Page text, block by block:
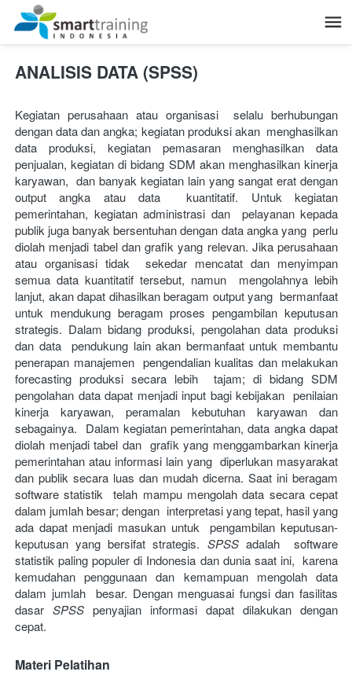
ANALISIS DATA (SPSS)
Kegiatan perusahaan atau organisasi  selalu berhubungan
dengan data dan angka; kegiatan produksi akan  menghasilkan
data produksi, kegiatan pemasaran menghasilkan data
penjualan, kegiatan di bidang SDM akan menghasilkan kinerja
karyawan,  dan banyak kegiatan lain yang sangat erat dengan
output angka atau data  kuantitatif. Untuk kegiatan
pemerintahan, kegiatan administrasi dan  pelayanan kepada
publik juga banyak bersentuhan dengan data angka yang  perlu
diolah menjadi tabel dan grafik yang relevan. Jika perusahaan
atau organisasi tidak  sekedar mencatat dan menyimpan
semua data kuantitatif tersebut, namun  mengolahnya lebih
lanjut, akan dapat dihasilkan beragam output yang  bermanfaat
untuk mendukung beragam proses pengambilan keputusan
strategis. Dalam bidang produksi, pengolahan data produksi
dan data  pendukung lain akan bermanfaat untuk membantu
penerapan manajemen  pengendalian kualitas dan melakukan
forecasting produksi secara lebih  tajam; di bidang SDM
pengolahan data dapat menjadi input bagi kebijakan  penilaian
kinerja karyawan, peramalan kebutuhan karyawan dan
sebagainya.  Dalam kegiatan pemerintahan, data angka dapat
diolah menjadi tabel dan  grafik yang menggambarkan kinerja
pemerintahan atau informasi lain yang  diperlukan masyarakat
dan publik secara luas dan mudah dicerna. Saat ini beragam
software statistik  telah mampu mengolah data secara cepat
dalam jumlah besar; dengan  interpretasi yang tepat, hasil yang
ada dapat menjadi masukan untuk  pengambilan keputusan-
keputusan yang bersifat strategis. SPSS adalah  software
statistik paling populer di Indonesia dan dunia saat ini,  karena
kemudahan penggunaan dan kemampuan mengolah data
dalam jumlah  besar. Dengan menguasai fungsi dan fasilitas
dasar SPSS penyajian informasi dapat dilakukan dengan
cepat.
Materi Pelatihan